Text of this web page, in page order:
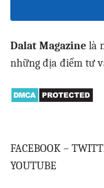
Dalat Magazine là
những địa điểm tư
FACEBOOK –
YOUTUBE